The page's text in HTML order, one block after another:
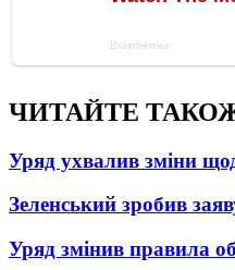
ЧИТАЙТЕ
Уряд ухвалив зміни
Зеленський зробив
Уряд змінив правила